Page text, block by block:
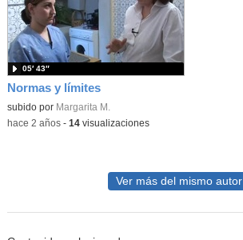
Normas y límites
subido por Margarita M.
05′ 43″
-hace 2 años- 14visualizaciones
Ver más del mismo autor